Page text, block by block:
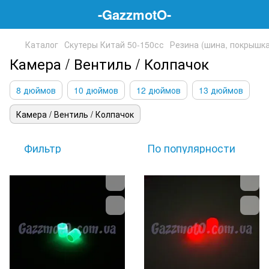
-GazzmotO-
Каталог Скутеры Китай 50-150сс Резина (шина,
Камера / Вентиль / Колпачок
8 дюймов 10 дюймов 12 дюймов
13 дюймов
Камера / Вентиль / Колпачок
Фильтр По популярности